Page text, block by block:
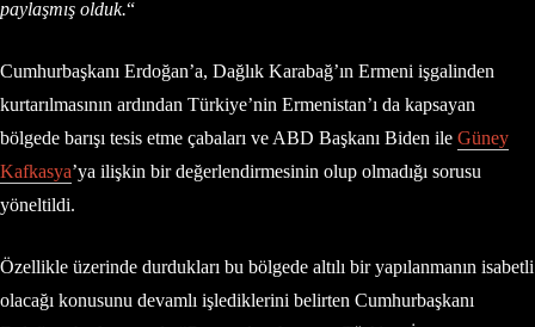
paylaşmış olduk.“
Cumhurbaşkanı Erdoğan’a, Dağlık Karabağ’ın Ermeni işgalinden
kurtarılmasının ardından Türkiye’nin Ermenistan’ı da kapsayan
bölgede barışı tesis etme çabaları ve ABD Başkanı Biden ile Güney
Kafkasya’ya ilişkin bir değerlendirmesinin olup olmadığı sorusu
yöneltildi.
Özellikle üzerinde durdukları bu bölgede altılı bir yapılanmanın isabetli
olacağı konusunu devamlı işlediklerini belirten Cumhurbaşkanı